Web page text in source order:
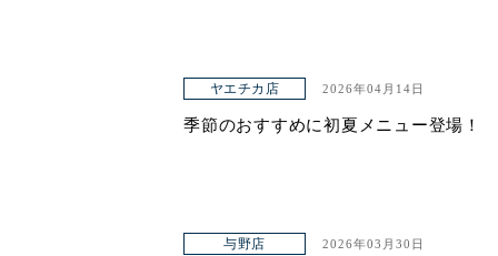
ヤエチカ店 2026年04月14日
季節のおすすめに初夏メニュー登場！
与野店 2026年03月30日